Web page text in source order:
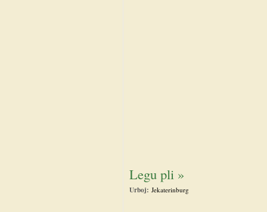
Legu pli »
Urboj: Jekaterinburg